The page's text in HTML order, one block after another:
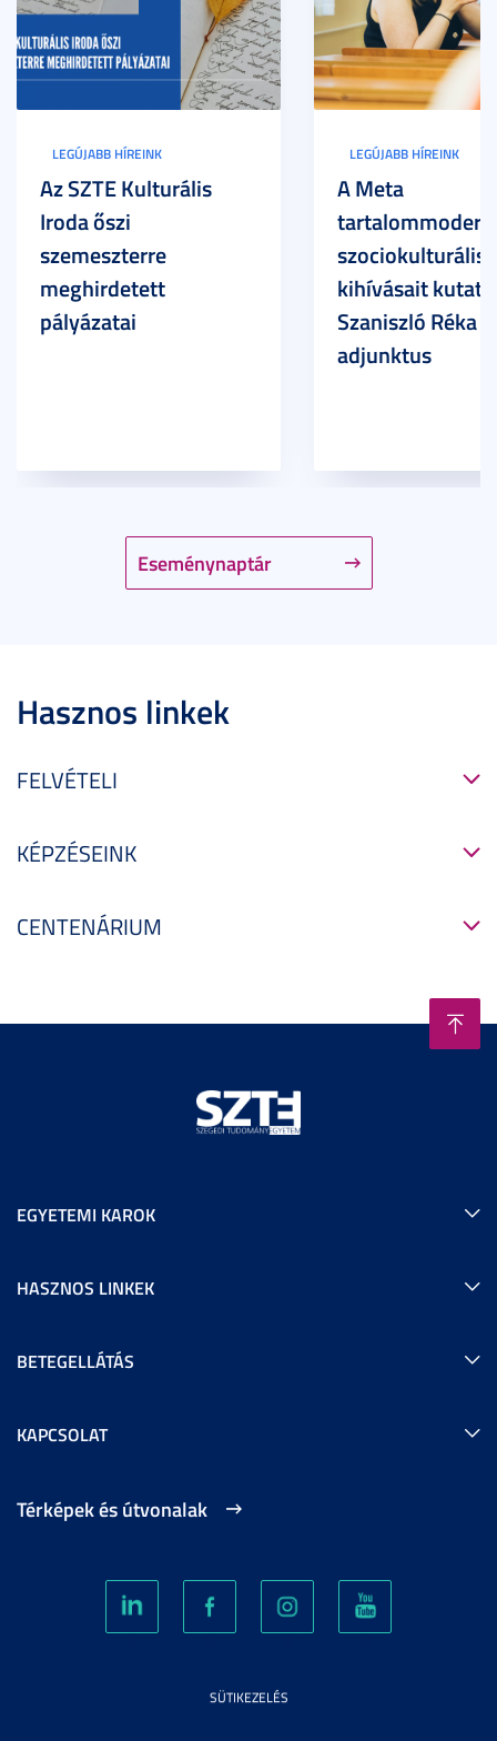
Eseménynaptár
LEGÚJABB HÍREINK
Az SZTE Kulturális
Iroda őszi
szemeszterre
meghirdetett
pályázatai
LEGÚJABB HÍREINK
A Meta
szociokulturális
kihívásait
Szaniszló Réka
adjunktus
Hasznos linkek
FELVÉTELI
KÉPZÉSEINK
CENTENÁRIUM
EGYETEMI KAROK
HASZNOS LINKEK
BETEGELLÁTÁS
KAPCSOLAT
Térképek és útvonalak
SÜTIKEZELÉS